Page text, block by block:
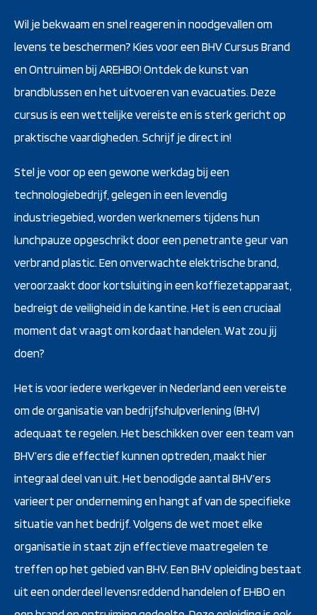
Wil je bekwaam en snel reageren in noodgevallen om
levens te beschermen? Kies voor een BHV Cursus Brand
en Ontruimen bij AREHBO! Ontdek de kunst van
brandblussen en het uitvoeren van evacuaties. Deze
cursus is een wettelijke vereiste en is sterk gericht op
praktische vaardigheden. Schrijf je direct in!
Stel je voor op een gewone werkdag bij een
technologiebedrijf, gelegen in een levendig
industriegebied, worden werknemers tijdens hun
lunchpauze opgeschrikt door een penetrante geur van
verbrand plastic. Een onverwachte elektrische brand,
veroorzaakt door kortsluiting in een koffiezetapparaat,
bedreigt de veiligheid in de kantine. Het is een cruciaal
moment dat vraagt om kordaat handelen. Wat zou jij
doen?
Het is voor iedere werkgever in Nederland een vereiste
om de organisatie van bedrijfshulpverlening (BHV)
adequaat te regelen. Het beschikken over een team van
BHV’ers die effectief kunnen optreden, maakt hier
integraal deel van uit. Het benodigde aantal BHV’ers
varieert per onderneming en hangt af van de specifieke
situatie van het bedrijf. Volgens de wet moet elke
organisatie in staat zijn effectieve maatregelen te
treffen op het gebied van BHV. Een BHV opleiding bestaat
uit een onderdeel levensreddend handelen of EHBO en